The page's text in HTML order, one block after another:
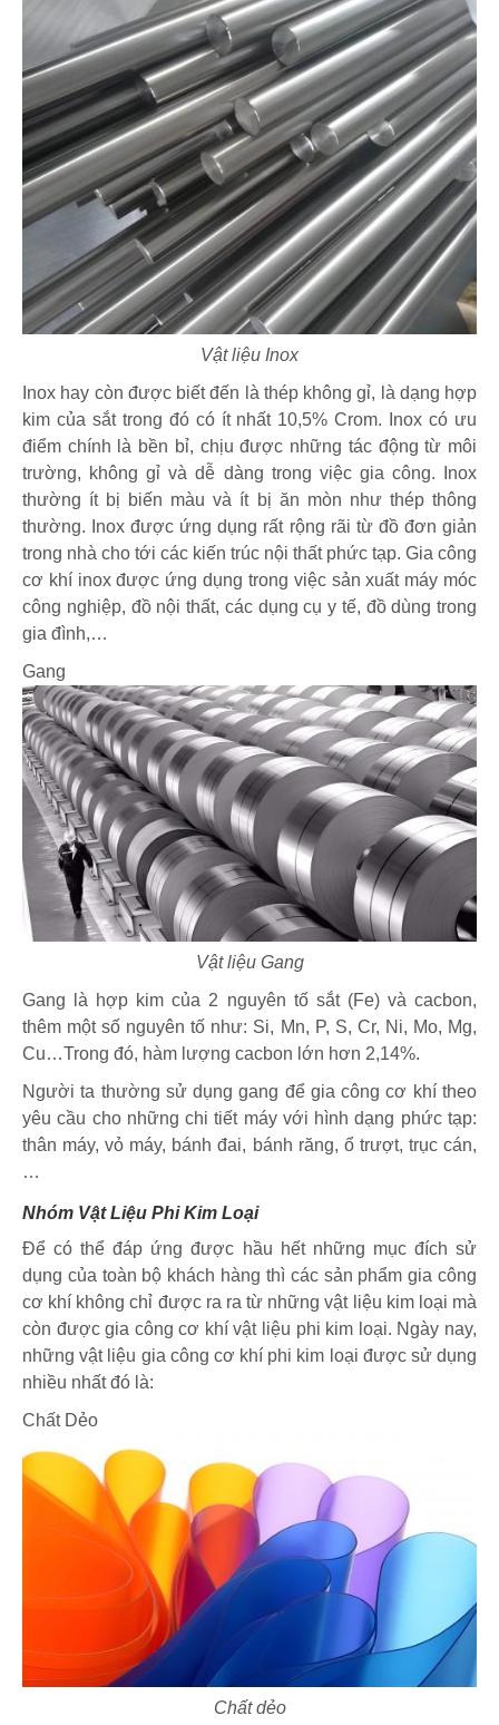
Vật liệu Inox
Inox hay còn được biết đến là thép không gỉ, là dạng hợp
kim của sắt trong đó có ít nhất 10,5% Crom. Inox có ưu
điểm chính là bền bỉ, chịu được những tác động từ môi
trường, không gỉ và dễ dàng trong việc gia công. Inox
thường ít bị biến màu và ít bị ăn mòn như thép thông
thường. Inox được ứng dụng rất rộng rãi từ đồ đơn giản
trong nhà cho tới các kiến trúc nội thất phức tạp. Gia công
cơ khí inox được ứng dụng trong việc sản xuất máy móc
công nghiệp, đồ nội thất, các dụng cụ y tế, đồ dùng trong
gia đình,…
Gang
Vật liệu Gang
Gang là hợp kim của 2 nguyên tố sắt (Fe) và cacbon,
thêm một số nguyên tố như: Si, Mn, P, S, Cr, Ni, Mo, Mg,
Cu…Trong đó, hàm lượng cacbon lớn hơn 2,14%.
Người ta thường sử dụng gang để gia công cơ khí theo
yêu cầu cho những chi tiết máy với hình dạng phức tạp:
thân máy, vỏ máy, bánh đai, bánh răng, ổ trượt, trục cán,
…
Nhóm Vật Liệu Phi Kim Loại
Để có thể đáp ứng được hầu hết những mục đích sử
dụng của toàn bộ khách hàng thì các sản phẩm gia công
cơ khí không chỉ được ra ra từ những vật liệu kim loại mà
còn được gia công cơ khí vật liệu phi kim loại. Ngày nay,
những vật liệu gia công cơ khí phi kim loại được sử dụng
nhiều nhất đó là:
Chất Dẻo
Chất dẻo